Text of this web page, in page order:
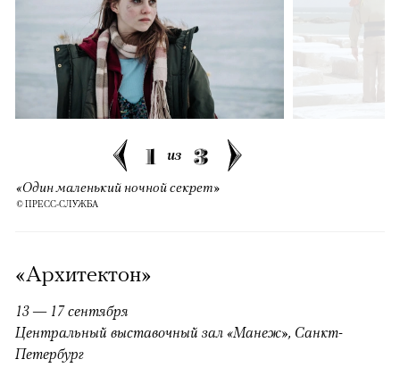
1 из 3
«Один маленький ночной секрет»
© ПРЕСС-СЛУЖБА
«Архитектон»
13 — 17 сентября
Центральный выставочный зал «Манеж», Санкт-
Петербург